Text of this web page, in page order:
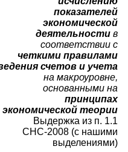
показателей
экономической
деятельностив
соответствии с
четкими правилами
счетов и учета
на макроуровне,
основанными на
принципах
экономической теории
Выдержка из п. 1.1
СНС-2008 (с нашими
выделениями)